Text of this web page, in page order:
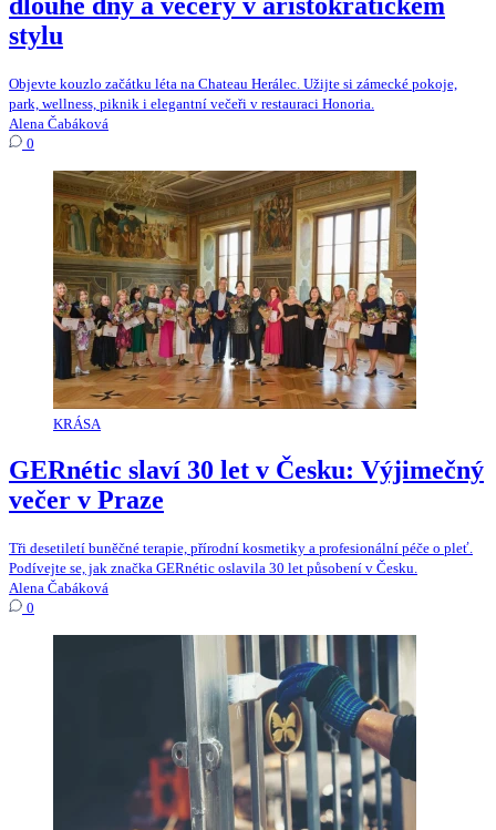
stylu
Objevte kouzlo začátku léta na Chateau Herálec. Užijte si zámecké pokoje,
park, wellness, piknik i elegantní večeři v restauraci Honoria.
Alena Čabáková
0
KRÁSA
GERnétic slaví 30 let v Česku: Výjimečný
večer v Praze
Tři desetiletí buněčné terapie, přírodní kosmetiky a profesionální péče o pleť.
Podívejte se, jak značka GERnétic oslavila 30 let působení v Česku.
Alena Čabáková
0